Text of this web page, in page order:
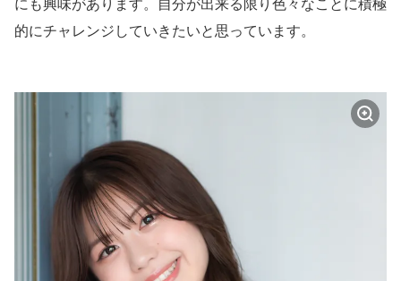
的にチャレンジしていきたいと思っています。